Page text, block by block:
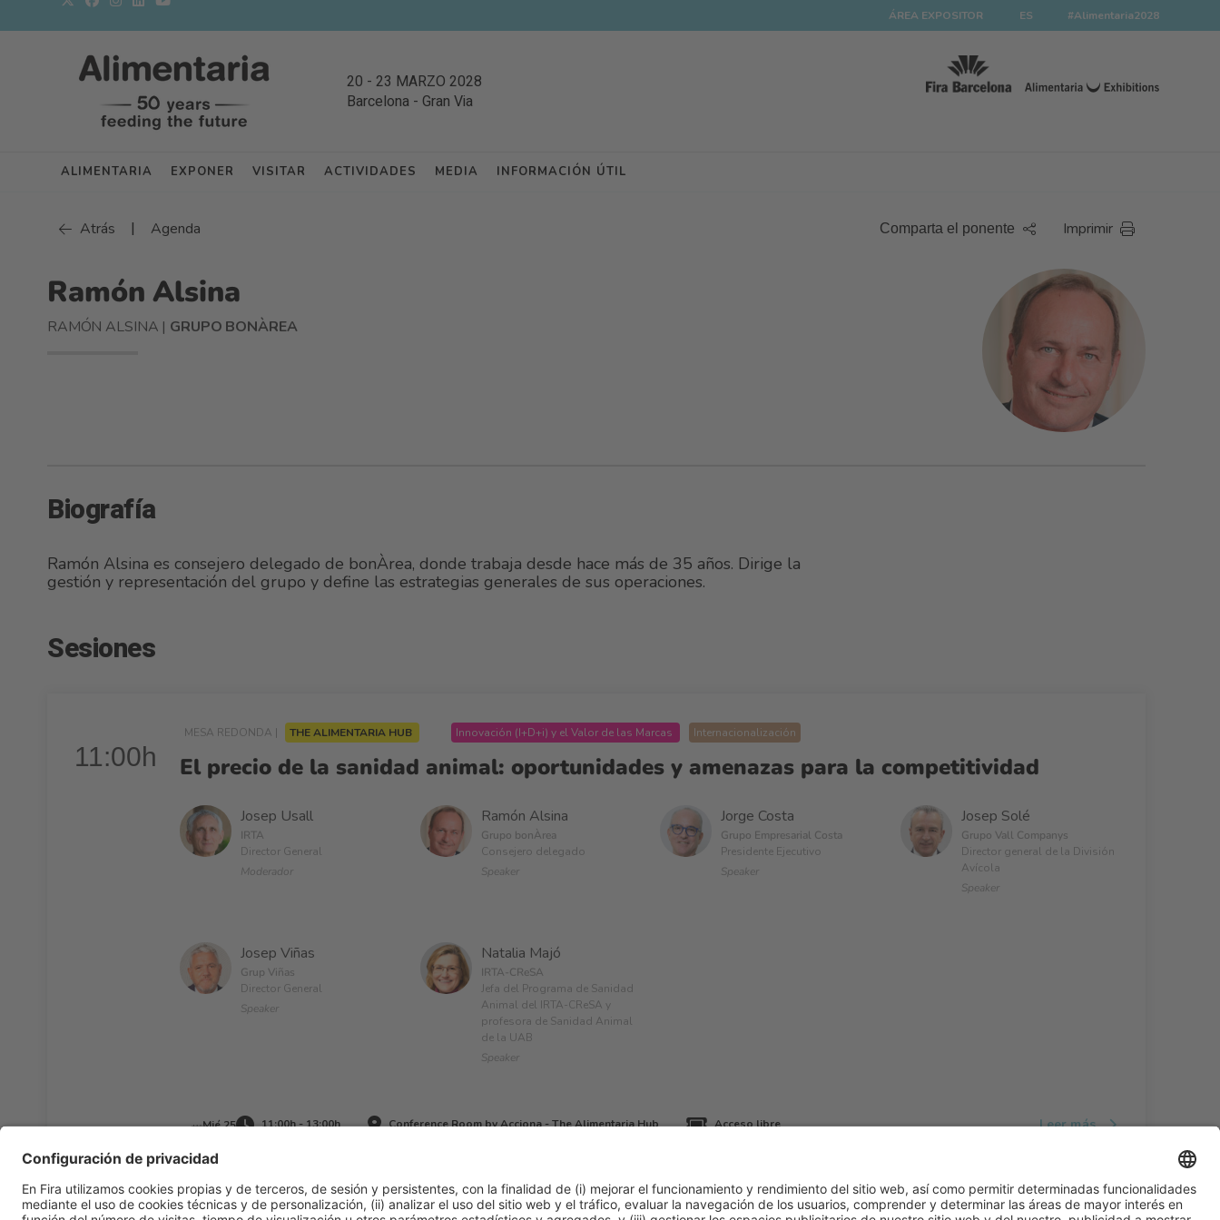
ÁREA EXPOSITOR ES #Alimentaria2028
20 - 23 MARZO 2028
Barcelona - Gran Via
ALIMENTARIA EXPONER VISITAR ACTIVIDADES MEDIA INFORMACIÓN ÚTIL
Atrás | Agenda Comparta el ponente Imprimir
Ramón Alsina
RAMÓN ALSINA | GRUPO BONÀREA
Biografía
Ramón Alsina es consejero delegado de bonÀrea, donde trabaja desde hace más de 35 años. Dirige la
gestión y representación del grupo y define las estrategias generales de sus operaciones.
Sesiones
11:00h
MESA REDONDA | THE ALIMENTARIA HUB Innovación (I+D+i) y el Valor de las Marcas Internacionalización
El precio de la sanidad animal: oportunidades y amenazas para la competitividad
Josep Usall
IRTA
Director General
Moderador
Ramón Alsina
Grupo bonÀrea
Consejero delegado
Speaker
Jorge Costa
Grupo Empresarial Costa
Presidente Ejecutivo
Speaker
Josep Solé
Grupo Vall Companys
Director general de la División
Avícola
Speaker
Josep Viñas
Grup Viñas
Director General
Speaker
Natalia Majó
IRTA-CReSA
Jefa del Programa de Sanidad
Animal del IRTA-CReSA y
profesora de Sanidad Animal
de la UAB
Speaker
Mié 25 11:00h - 13:00h Conference Room by Acciona - The Alimentaria Hub Acceso libre Leer más